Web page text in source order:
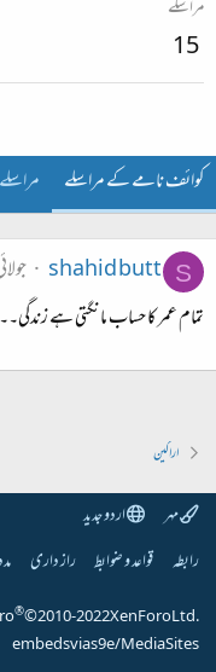
مراسلے
15
کوائف نامے کے مراسلے مراسلے
S
shahid butt
جولائی
تمام عمر کا حساب مانگتی هے
اراکین
مہر
اردو جدید
رابطہ قواعد و ضوابط راز داری
®© 2010-2022 XenForo Ltd.
embeds via s9e/MediaSites